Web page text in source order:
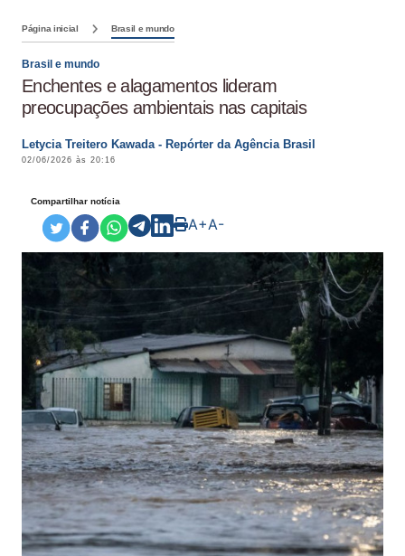
Página inicial Brasil e mundo
Brasil e mundo
Enchentes e alagamentos lideram
preocupações ambientais nas capitais
Letycia Treitero Kawada - Repórter da Agência Brasil
02/06/2026 às 20:16
Compartilhar notícia
A+A-